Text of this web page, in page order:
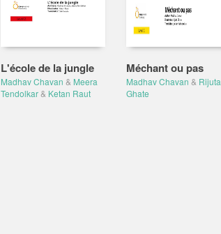
L'école de la jungle
Madhav Chavan & Meera
Tendolkar & Ketan Raut
Méchant ou pas
Madhav Chavan & Rijuta
Ghate